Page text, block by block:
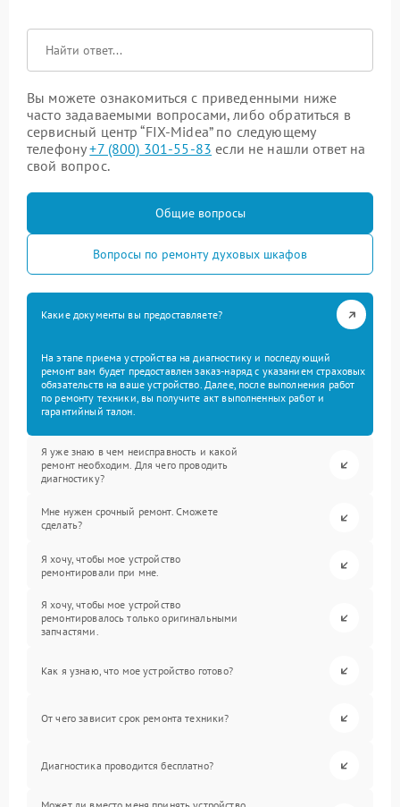
Вы можете ознакомиться с приведенными ниже
часто задаваемыми вопросами, либо обратиться в
сервисный центр “FIX-Midea” по следующему
телефону+7 (800) 301-55-83 если не нашли ответ на
свой вопрос.
Общие вопросы
Вопросы по ремонту духовых шкафов
Какие документы вы предоставляете?
На этапе приема устройства на диагностику и последующий
ремонт вам будет предоставлен заказ-наряд с указанием страховых
обязательств на ваше устройство. Далее, после выполнения работ
по ремонту техники, вы получите акт выполненных работ и
гарантийный талон.
Я уже знаю в чем неисправность и какой
ремонт необходим. Для чего проводить
диагностику?
Мне нужен срочный ремонт. Сможете
сделать?
Я хочу, чтобы мое устройство
ремонтировали при мне.
Я хочу, чтобы мое устройство
ремонтировалось только оригинальными
запчастями.
Как я узнаю, что мое устройство готово?
От чего зависит срок ремонта техники?
Диагностика проводится бесплатно?